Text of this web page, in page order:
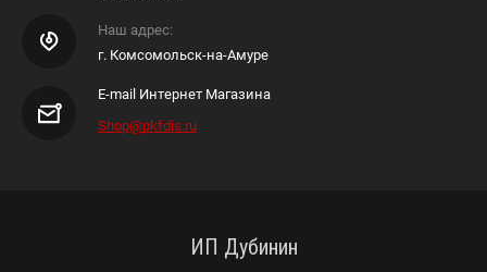
Наш адрес:
г. Комсомольск-на-Амуре
E-mail Интернет Магазина
Shop@pkfdis.ru
ИП Дубинин